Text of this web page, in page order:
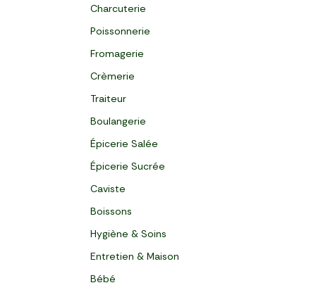
Charcuterie
Poissonnerie
Fromagerie
Crèmerie
Traiteur
Boulangerie
Épicerie Salée
Épicerie Sucrée
Caviste
Boissons
Hygiène & Soins
Entretien & Maison
Bébé